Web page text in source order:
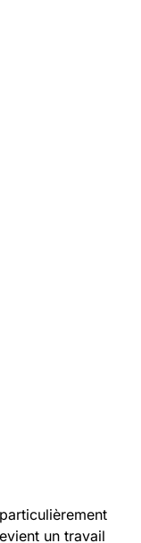
un travail